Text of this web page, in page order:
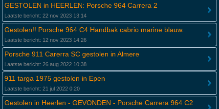
GESTOLEN in HEERLEN: Porsche 964 Carrera 2
Laatste bericht: 22 nov 2023 13:14
Gestolen!! Porsche 964 C4 Handbak cabrio marine blauw.
Laatste bericht: 12 nov 2023 14:26
Porsche 911 Carerra SC gestolen in Almere
Laatste bericht: 26 aug 2022 10:38
911 targa 1975 gestolen in Epen
Laatste bericht: 21 jul 2022 0:20
Gestolen in Heerlen - GEVONDEN - Porsche Carrera 964 C2